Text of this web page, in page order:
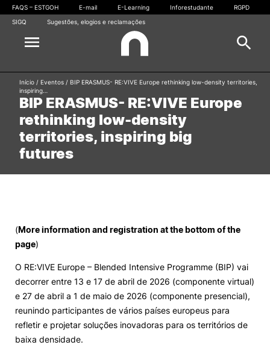
Escola
Cursos
Candidaturas
Comunidade
Internacional
FAQS – ESTGOH E-mail E-Learning Inforestudante
RGPD
SIGQ
Sugestões, elogios e reclamações
Pesquisa
Oferta formativa Outros
BIP ERASMUS- RE:VIVE Europe
rethinking low-density
territories, inspiring big
futures
Início / Eventos / BIP ERASMUS- RE:VIVE Europe rethinking low-density territories,
inspiring…
(More information and registration at the bottom of the
page)
O RE:VIVE Europe – Blended Intensive Programme (BIP) vai
decorrer entre 13 e 17 de abril de 2026 (componente virtual)
e 27 de abril a 1 de maio de 2026 (componente presencial),
reunindo participantes de vários países europeus para
refletir e projetar soluções inovadoras para os territórios de
baixa densidade.